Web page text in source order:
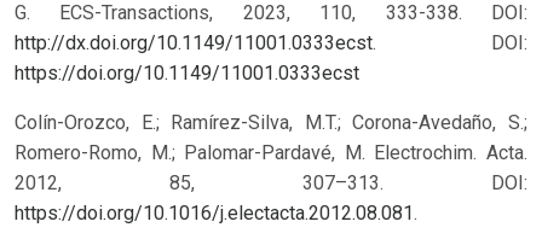
G. ECS-Transactions, 2023, 110, 333-338. DOI:
http://dx.doi.org/10.1149/11001.0333ecst.
DOI:
https://doi.org/10.1149/11001.0333ecst
Colín-Orozco, E.; Ramírez-Silva, M.T.; Corona-Avedaño, S.;
Romero-Romo, M.; Palomar-Pardavé, M. Electrochim. Acta.
2012, 85, 307–313. DOI:
https://doi.org/10.1016/j.electacta.2012.08.081.